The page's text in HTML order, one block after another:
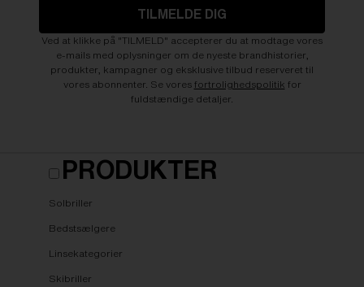
TILMELDE DIG
Ved at klikke på "TILMELD" accepterer du at modtage vores
e-mails med oplysninger om de nyeste brandhistorier,
produkter, kampagner og eksklusive tilbud reserveret til
vores abonnenter. Se vores fortrolighedspolitik for
fuldstændige detaljer.
PRODUKTER
Solbriller
Bedstsælgere
Linsekategorier
Skibriller